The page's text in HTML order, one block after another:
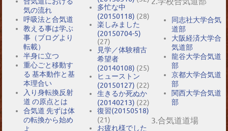
気の流れ
呼吸法と合気道
教える事は学ぶ
事（ブログより
転載）
半身に立つ
重心ごと移動す
る 基本動作と基
本理合い
入り身転換反射
道 の原点とは
合気道 先ずは体
の転換から始め
よ
多忙な中
(20150118) (28)
楽しみました
(20150704-5)
(27)
見学／体験稽古
希望者
(20140108) (25)
ヒューストン
(20150127) (22)
生きるか死ぬか
(20140213) (22)
復習(20150518)
(21)
お疲れ様でした
同志社大学合気
道部
大阪経済大学合
気道部
龍谷大学合気道
部
京都大学合気道
部
関西大学合気道
部
3.合気道道場